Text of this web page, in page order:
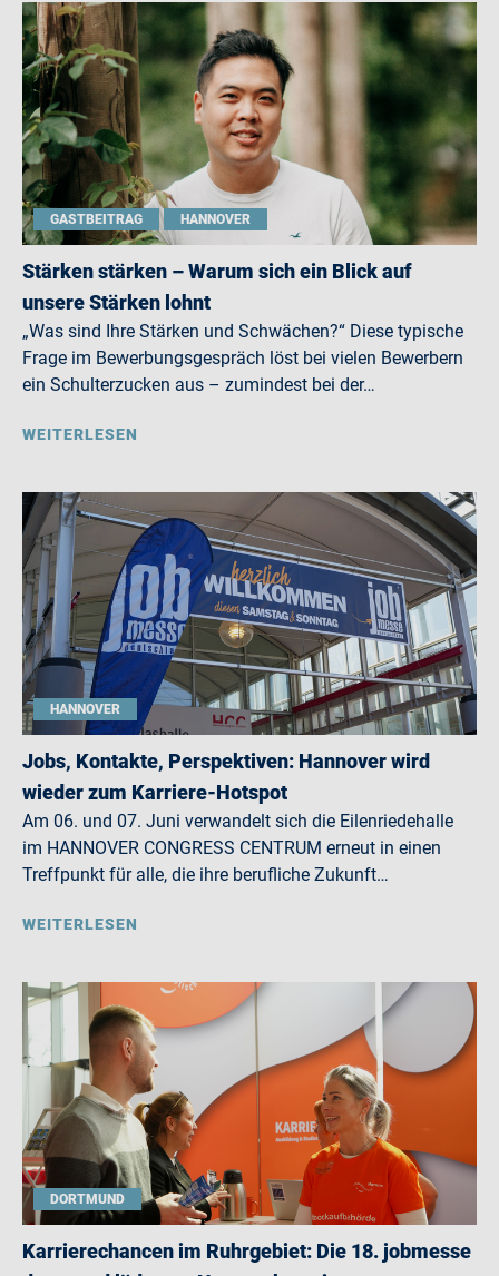
GASTBEITRAG HANNOVER
Stärken stärken – Warum sich ein Blick auf
unsere Stärken lohnt
„Was sind Ihre Stärken und Schwächen?“ Diese typische
Frage im Bewerbungsgespräch löst bei vielen Bewerbern
ein Schulterzucken aus – zumindest bei der…
WEITERLESEN
HANNOVER
Jobs, Kontakte, Perspektiven: Hannover wird
wieder zum Karriere-Hotspot
Am 06. und 07. Juni verwandelt sich die Eilenriedehalle
im HANNOVER CONGRESS CENTRUM erneut in einen
Treffpunkt für alle, die ihre berufliche Zukunft…
WEITERLESEN
DORTMUND
Karrierechancen im Ruhrgebiet: Die 18. jobmesse